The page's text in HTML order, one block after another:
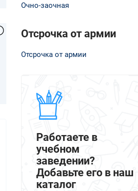
Очно-заочная
Отсрочка от армии
Отсрочка от армии
Работаете в
учебном
заведении?
Добавьте его в наш
каталог